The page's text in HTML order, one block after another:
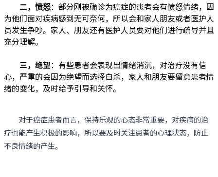
二，愤怒：部分刚被确诊为癌症的患者会有愤怒情绪，因
为他们面对疾病感到无可奈何，所以会和家人朋友或者医护人
员发生争吵。家人、朋友还有医护人员要对他们进行疏导并且
充分理解。
三，绝望：有些患者会表现出情绪消沉，对治疗没有信
心，严重的会因为绝望而选择自杀，家人和朋友要留意患者情
绪的变化，及时给予引导和关怀。
对于癌症患者而言，保持乐观的心态非常重要，对疾病的治
疗也能产生积极的影响，所以要及时关注患者的心理状态，防止
不良情绪的产生。